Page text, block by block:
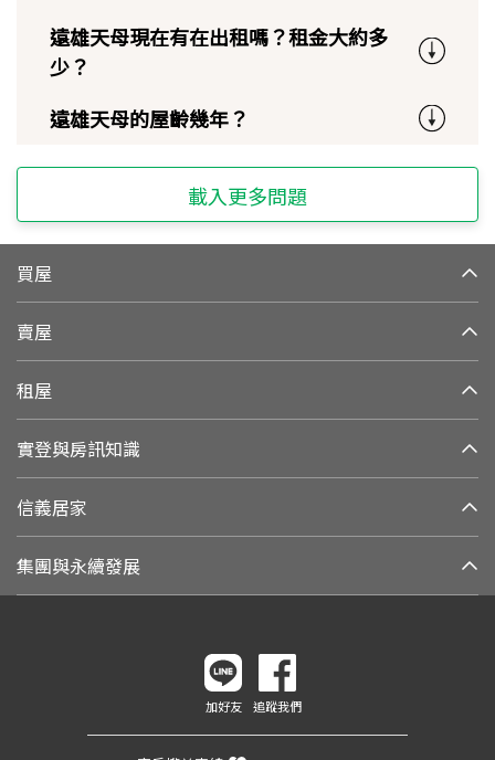
遠雄天母現在有在出租嗎？租金大約多
少？
遠雄天母的屋齡幾年？
載入更多問題
買屋
賣屋
租屋
實登與房訊知識
信義居家
集團與永續發展
加好友 追蹤我們